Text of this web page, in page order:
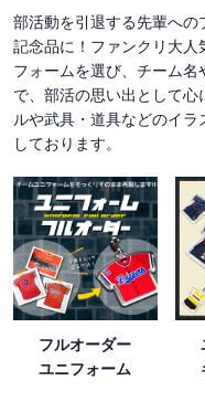
部活動を引退する先輩へ
記念品に！ファンクリ大
フォームを選び、チーム
で、部活の思い出として
ルや武具・道具などのイ
しております。
フルオーダー
ユニフォーム